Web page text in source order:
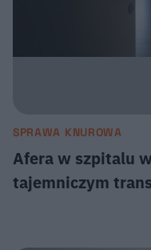
SPRAWA KNUROWA
Afera w szpitalu
tajemniczym